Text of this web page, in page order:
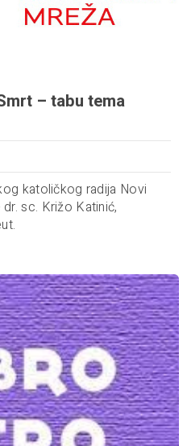
– tabu tema
katoličkog radija Novi
sc. Križo Katinić,